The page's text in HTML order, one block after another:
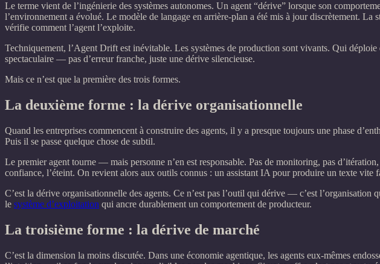
Le terme vient de l’ingénierie des systèmes autonomes. Un agent “dérive” lorsque son
l’environnement a évolué. Le modèle de langage en arrière-plan a été mis à jour discrètement.
vérifie comment l’agent l’exploite.
Techniquement, l’Agent Drift est inévitable. Les systèmes de production sont vivants. Qui déploie
spectaculaire — pas d’erreur franche, juste une dérive silencieuse.
Mais ce n’est que la première des trois formes.
La deuxième forme : la dérive organisationnelle
Quand les entreprises commencent à construire des agents, il y a presque toujours une phase
Puis il se passe quelque chose de subtil.
Le premier agent tourne — mais personne n’en est responsable. Pas de monitoring, pas
confiance, l’éteint. On revient alors aux outils connus : un assistant IA pour produire un texte
C’est la dérive organisationnelle des agents. Ce n’est pas l’outil qui dérive — c’est
le système d’exploitation qui ancre durablement un comportement de producteur.
La troisième forme : la dérive de marché
C’est la dimension la moins discutée. Dans une économie agentique, les agents eux-mêmes